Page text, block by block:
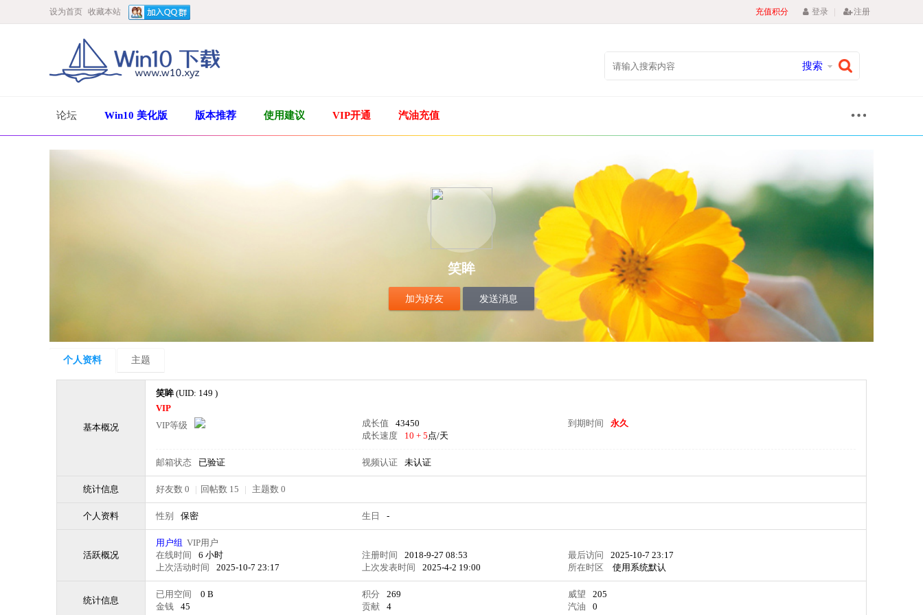
设为首页 收藏本站 充值积分 登录 | 注册
搜索
论坛 Win10 美化版 版本推荐 使用建议 VIP开通 汽油充值
笑眸
加为好友 发送消息
个人资料 主题
基本概况
笑眸(UID: 149 )
VIP
VIP等级
成长值 43450 到期时间
永久
成长速度
10 + 5点/天
邮箱状态 已验证 视频认证 未认证
统计信息 好友数 0 | 回帖数 15 | 主题数 0
个人资料 性别 保密 生日 -
活跃概况
用户组 VIP用户
在线时间
6 小时 注册时间 2018-9-27 08:53 最后访问
2025-10-7 23:17
上次活动时间
2025-10-7 23:17 上次发表时间 2025-4-2 19:00 所在时区 使用系统默认
统计信息
已用空间 0 B 积分 269 威望
205
金钱
45 贡献 4 汽油 0